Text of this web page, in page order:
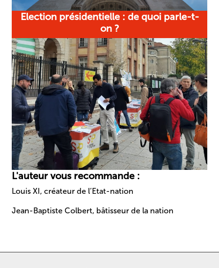
Election présidentielle : de quoi parle-t-
on ?
L'auteur vous recommande :
Louis XI, créateur de l’Etat-nation
Jean-Baptiste Colbert, bâtisseur de la nation